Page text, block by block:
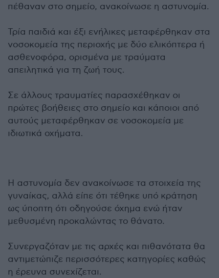
πέθαναν στο σημείο, ανακοίνωσε η αστυνομία.
Τρία παιδιά και έξι ενήλικες μεταφέρθηκαν στα
νοσοκομεία της περιοχής με δύο ελικόπτερα ή
ασθενοφόρα, ορισμένα με τραύματα
απειλητικά για τη ζωή τους.
Σε άλλους τραυματίες παρασχέθηκαν οι
πρώτες βοήθειες στο σημείο και κάποιοι από
αυτούς μεταφέρθηκαν σε νοσοκομεία με
ιδιωτικά οχήματα.
Η αστυνομία δεν ανακοίνωσε τα στοιχεία της
γυναίκας, αλλά είπε ότι τέθηκε υπό κράτηση
ως ύποπτη ότι οδηγούσε όχημα ενώ ήταν
μεθυσμένη προκαλώντας το θάνατο.
Συνεργαζόταν με τις αρχές και πιθανότατα θα
αντιμετώπιζε περισσότερες κατηγορίες καθώς
η έρευνα συνεχίζεται.